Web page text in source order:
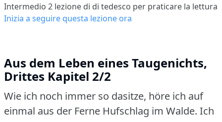
Intermedio 2 lezione di di tedesco per praticare la lettura
Inizia a seguire questa lezione ora
Aus dem Leben eines Taugenichts,
Drittes Kapitel 2/2
Wie ich noch immer so dasitze, höre ich auf
einmal aus der Ferne Hufschlag im Walde. Ich